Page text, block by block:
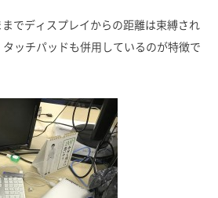
でディスプレイからの距離は束縛され
ッチパッドも併用しているのが特徴で